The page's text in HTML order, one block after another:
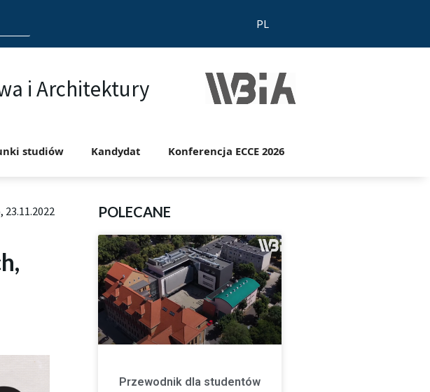
PL
i Architektury
studiów Kandydat Konferencja ECCE 2026
POLECANE
Przewodnik dla studentów